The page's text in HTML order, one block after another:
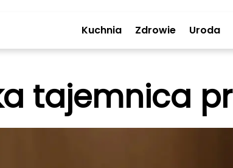
Kuchnia Zdrowie Uroda
tajemnica